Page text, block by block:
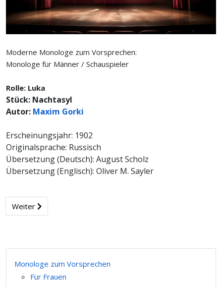
Moderne Monologe zum Vorsprechen:
Monologe für Männer / Schauspieler
Rolle: Luka
Stück: Nachtasyl
Autor: Maxim Gorki
Erscheinungsjahr: 1902
Originalsprache: Russisch
Übersetzung (Deutsch): August Scholz
Übersetzung (Englisch): Oliver M. Sayler
Weiter
Monologe zum Vorsprechen
Für Frauen